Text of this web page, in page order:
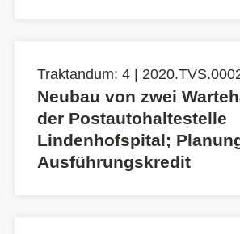
Traktandum: 4 |
Neubau von zwei
der Postautohaltestelle
Lindenhofspital;
Ausführungskredit